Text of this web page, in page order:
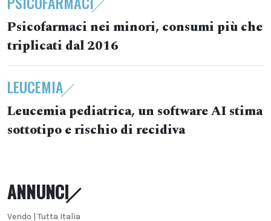
Psicofarmaci nei minori, consumi più che
triplicati dal 2016
LEUCEMIA
Leucemia pediatrica, un software AI stima
sottotipo e rischio di recidiva
ANNUNCI
Vendo | Tutta Italia